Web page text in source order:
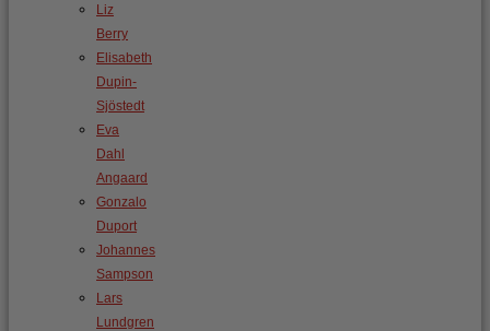
Liz
Berry
Elisabeth
Dupin-
Sjöstedt
Eva
Dahl
Angaard
Gonzalo
Duport
Johannes
Sampson
Lars
Lundgren